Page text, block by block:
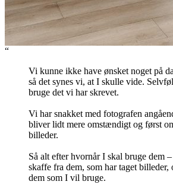
“
Vi kunne ikke have ønsket noget på
så det synes vi, at I skulle vide.
bruge det vi har skrevet.
Vi har snakket med fotografen
bliver lidt mere omstændigt og først
billeder.
Så alt efter hvornår I skal bruge dem
skaffe fra dem, som har taget
dem som I vil bruge.